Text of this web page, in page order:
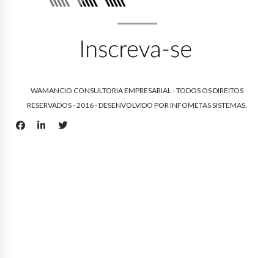
WAMANCIO CONSULTORIA EMPRESARIAL - TODOS OS DIREITOS
RESERVADOS - 2016 - DESENVOLVIDO PORINFOMETAS SISTEMAS.